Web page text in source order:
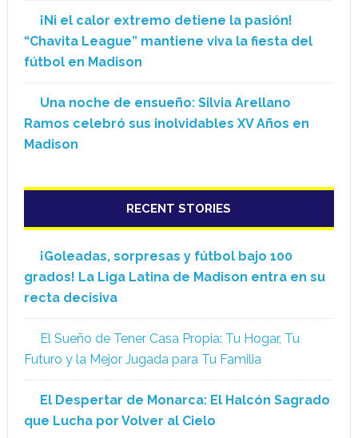
¡Ni el calor extremo detiene la pasión!
“Chavita League” mantiene viva la fiesta del
fútbol en Madison
Una noche de ensueño: Silvia Arellano
Ramos celebró sus inolvidables XV Años en
Madison
RECENT STORIES
¡Goleadas, sorpresas y fútbol bajo 100
grados! La Liga Latina de Madison entra en su
recta decisiva
El Sueño de Tener Casa Propia: Tu Hogar, Tu
Futuro y la Mejor Jugada para Tu Familia
El Despertar de Monarca: El Halcón Sagrado
que Lucha por Volver al Cielo